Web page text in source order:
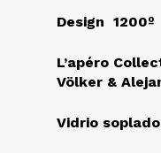
Design 1200º
L’apéro
Völker &
Vidrio